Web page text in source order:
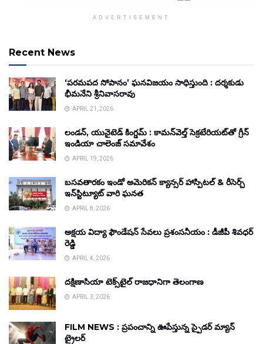
ADVERTISEMENT
Recent News
‘పరమపద సోపానం’ ఘనవిజయం సాధిస్తుంది : దర్శకుడు
భీమనేని శ్రీనివాసరావు
APRIL 21, 2026
లండన్, యునైటెడ్ కింగ్డమ్ : కామన్‌వెల్త్ సెక్రటేరియట్‌తో గ్రీన్
ఇండియా చాలెంజ్ సమావేశం
APRIL 19, 2026
బసవతారకం ఇండో అమెరికన్ క్యాన్సర్ హాస్పిటల్ & రీసెర్చ్
ఇన్‌స్టిట్యూట్ వారి ఘనత
APRIL 8, 2026
అక్షయ విద్యా ఫౌండేషన్ సేవలు ప్రశంసనీయం : డీజీపీ శివధర్
రెడ్డి
APRIL 4, 2026
దక్షిణాసియా టెక్స్‌టైల్ రాజధానిగా తెలంగాణ
APRIL 3, 2026
FILM NEWS : ప్రపంచాన్ని ఊపేస్తున్న స్పైడర్ మ్యాన్
ట్రైలర్